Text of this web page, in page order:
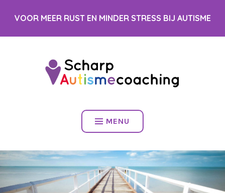
naarVOOR MEER RUST EN MINDER STRESS BIJ AUTISME
MENU